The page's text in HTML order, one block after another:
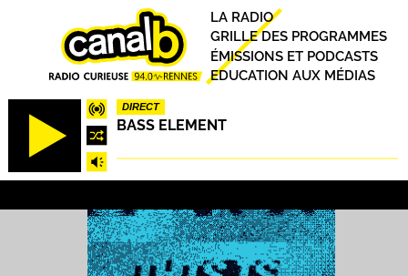
DIRECT
BASS ELEMENT
Principal
LA RADIO
GRILLE DES PROGRAMMES
ÉMISSIONS ET PODCASTS
EDUCATION AUX MÉDIAS